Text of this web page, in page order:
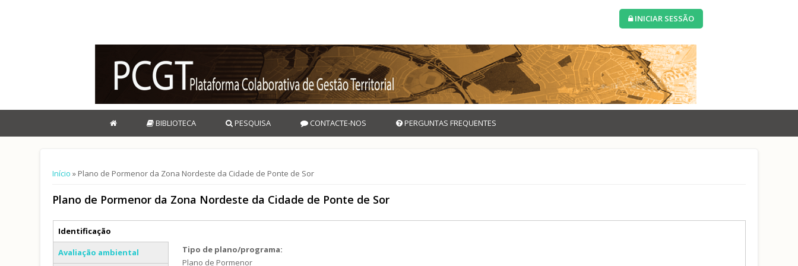
INICIAR SESSÃO
BIBLIOTECA PESQUISA CONTACTE-NOS PERGUNTAS FREQUENTES
Está aqui
Início » Plano de Pormenor da Zona Nordeste da Cidade de Ponte de Sor
Plano de Pormenor da Zona Nordeste da Cidade de Ponte de Sor
Separadores verticais
Identificação
(separador ativo)
Avaliação ambiental
Tipo de plano/programa:
Plano de Pormenor